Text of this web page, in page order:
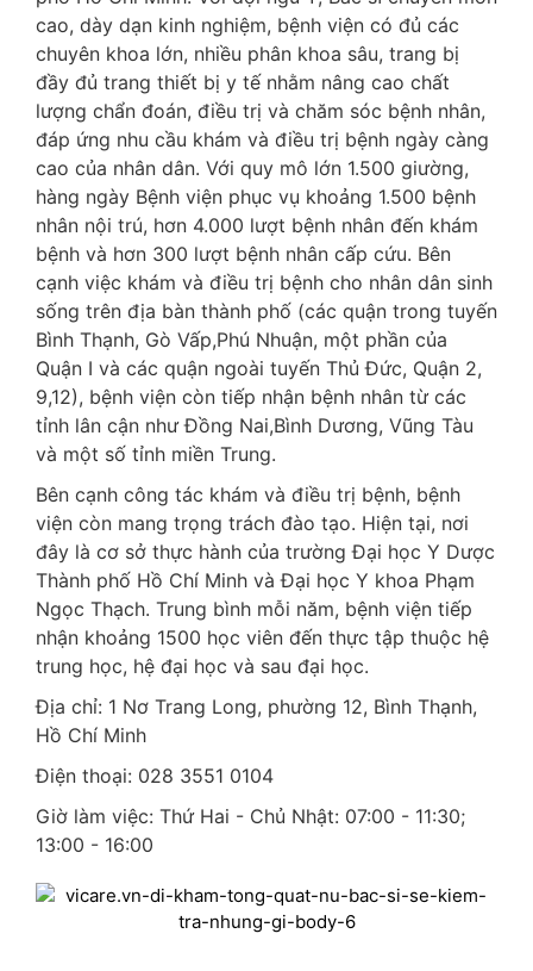
cao, dày dạn kinh nghiệm, bệnh viện có đủ các
chuyên khoa lớn, nhiều phân khoa sâu, trang bị
đầy đủ trang thiết bị y tế nhằm nâng cao chất
lượng chẩn đoán, điều trị và chăm sóc bệnh nhân,
đáp ứng nhu cầu khám và điều trị bệnh ngày càng
cao của nhân dân. Với quy mô lớn 1.500 giường,
hàng ngày Bệnh viện phục vụ khoảng 1.500 bệnh
nhân nội trú, hơn 4.000 lượt bệnh nhân đến khám
bệnh và hơn 300 lượt bệnh nhân cấp cứu. Bên
cạnh việc khám và điều trị bệnh cho nhân dân sinh
sống trên địa bàn thành phố (các quận trong tuyến
Bình Thạnh, Gò Vấp,Phú Nhuận, một phần của
Quận I và các quận ngoài tuyến Thủ Đức, Quận 2,
9,12), bệnh viện còn tiếp nhận bệnh nhân từ các
tỉnh lân cận như Đồng Nai,Bình Dương, Vũng Tàu
và một số tỉnh miền Trung.
Bên cạnh công tác khám và điều trị bệnh, bệnh
viện còn mang trọng trách đào tạo. Hiện tại, nơi
đây là cơ sở thực hành của trường Đại học Y Dược
Thành phố Hồ Chí Minh và Đại học Y khoa Phạm
Ngọc Thạch. Trung bình mỗi năm, bệnh viện tiếp
nhận khoảng 1500 học viên đến thực tập thuộc hệ
trung học, hệ đại học và sau đại học.
Địa chỉ: 1 Nơ Trang Long, phường 12, Bình Thạnh,
Hồ Chí Minh
Điện thoại: 028 3551 0104
Giờ làm việc: Thứ Hai - Chủ Nhật: 07:00 - 11:30;
13:00 - 16:00